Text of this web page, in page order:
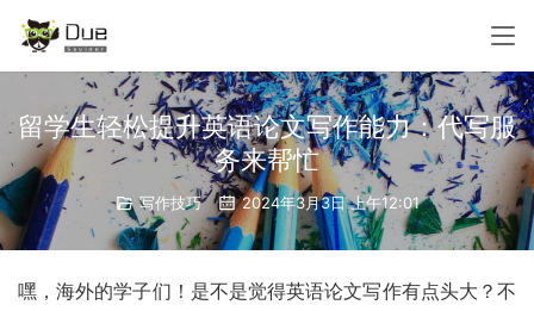
留学生轻松提升英语论文写作能力：代写服
务来帮忙
写作技巧 2024年3月3日 上午12:01
嘿，海外的学子们！是不是觉得英语论文写作有点头大？不